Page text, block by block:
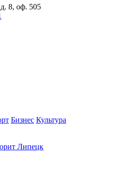
8, оф. 505
Бизнес Культура
Липецк